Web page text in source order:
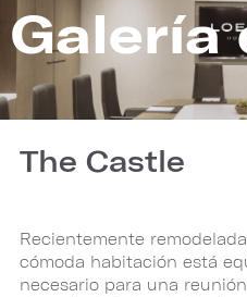
Galería
The Castle
Recientemente
cómoda habitación está
necesario para una